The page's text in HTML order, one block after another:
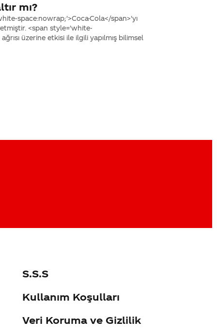
mı?
space:nowrap;'>Coca-Cola</span>'yı
<span style='white-
üzerine etkisi ile ilgili yapılmış bilimsel
S.S.S
Kullanım Koşulları
Veri Koruma ve Gizlilik